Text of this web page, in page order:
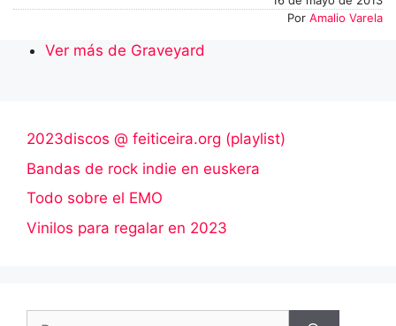
Por Amalio Varela
Ver más de Graveyard
2023discos @ feiticeira.org (playlist)
Bandas de rock indie en euskera
Todo sobre el EMO
Vinilos para regalar en 2023